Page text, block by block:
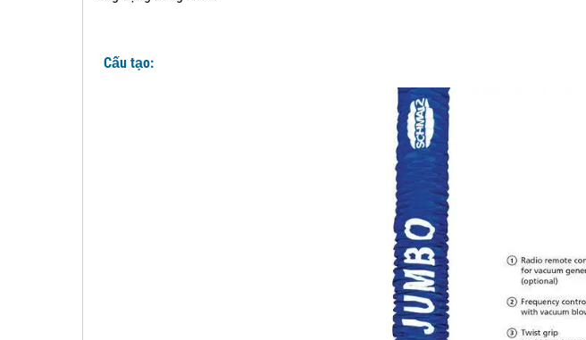
Cấu tạo: